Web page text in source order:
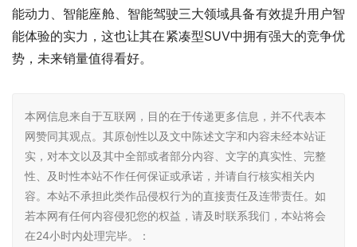
能动力、智能座舱、智能驾驶三大领域具备有效提升用户智
能体验的实力，这也让其在紧凑型SUV中拥有强大的竞争优
势，未来销量值得看好。
本网信息来自于互联网，目的在于传递更多信息，并不代表本
网赞同其观点。其原创性以及文中陈述文字和内容未经本站证
实，对本文以及其中全部或者部分内容、文字的真实性、完整
性、及时性本站不作任何保证或承诺，并请自行核实相关内
容。本站不承担此类作品侵权行为的直接责任及连带责任。如
若本网有任何内容侵犯您的权益，请及时联系我们，本站将会
在24小时内处理完毕。：